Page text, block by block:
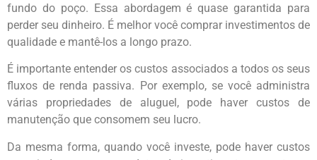
fundo do poço. Essa abordagem é quase garantida para
perder seu dinheiro. É melhor você comprar investimentos de
qualidade e mantê-los a longo prazo.
É importante entender os custos associados a todos os seus
fluxos de renda passiva. Por exemplo, se você administra
várias propriedades de aluguel, pode haver custos de
manutenção que consomem seu lucro.
Da mesma forma, quando você investe, pode haver custos